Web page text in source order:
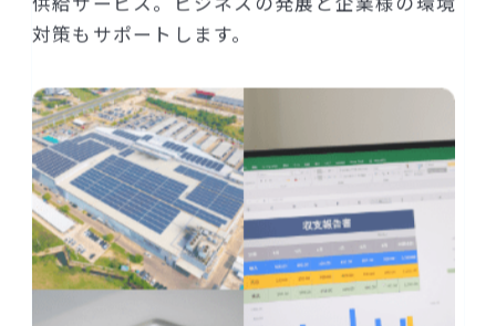
対策もサポートします。